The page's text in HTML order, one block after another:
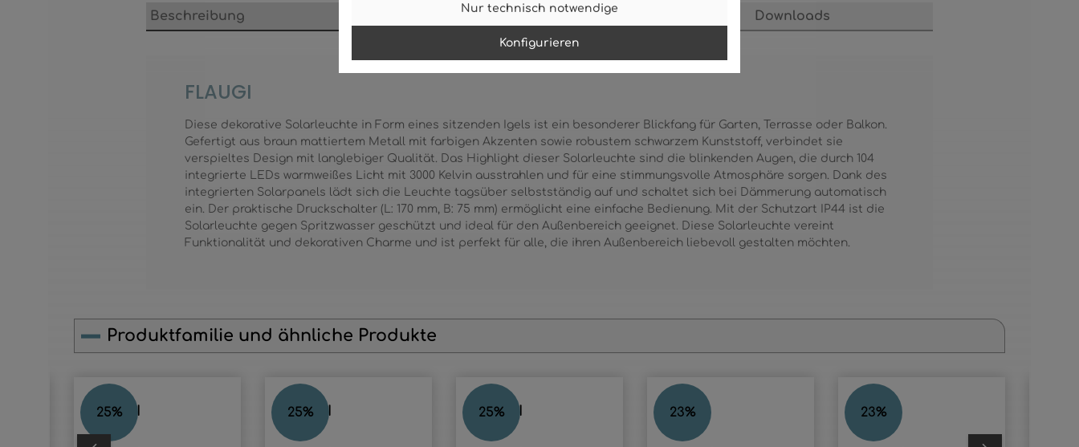
Nur technisch notwendige
Konfigurieren
Beschreibung Technische Daten Downloads
FLAUGI
Diese dekorative Solarleuchte in Form eines sitzenden Igels ist ein besonderer Blickfang für Garten, Terrasse oder Balkon.
Gefertigt aus braun mattiertem Metall mit farbigen Akzenten sowie robustem schwarzem Kunststoff, verbindet sie
verspieltes Design mit langlebiger Qualität. Das Highlight dieser Solarleuchte sind die blinkenden Augen, die durch 104
integrierte LEDs warmweißes Licht mit 3000 Kelvin ausstrahlen und für eine stimmungsvolle Atmosphäre sorgen. Dank des
integrierten Solarpanels lädt sich die Leuchte tagsüber selbstständig auf und schaltet sich bei Dämmerung automatisch
ein. Der praktische Druckschalter (L: 170 mm, B: 75 mm) ermöglicht eine einfache Bedienung. Mit der Schutzart IP44 ist die
Solarleuchte gegen Spritzwasser geschützt und ideal für den Außenbereich geeignet. Diese Solarleuchte vereint
Funktionalität und dekorativen Charme und ist perfekt für alle, die ihren Außenbereich liebevoll gestalten möchten.
Produktfamilie und ähnliche Produkte
Produktgalerie überspringen
25%
FLAUGI 25%
FLAUGI 25%
FLAUGI 23%
DOGLI 23%
DOGLI